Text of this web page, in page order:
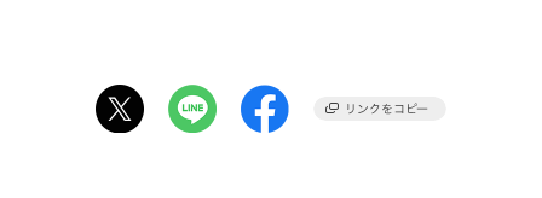
----------------------------------